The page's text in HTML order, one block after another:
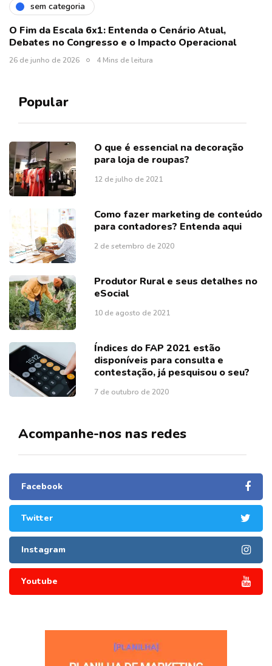
sem categoria
O Fim da Escala 6x1: Entenda o Cenário Atual,
Debates no Congresso e o Impacto Operacional
26 de junho de 2026 4 Mins de leitura
Popular
O que é essencial na decoração
para loja de roupas?
12 de julho de 2021
Como fazer marketing de conteúdo
para contadores? Entenda aqui
2 de setembro de 2020
Produtor Rural e seus detalhes no
eSocial
10 de agosto de 2021
Índices do FAP 2021 estão
disponíveis para consulta e
contestação, já pesquisou o seu?
7 de outubro de 2020
Acompanhe-nos nas redes
Facebook
Twitter
Instagram
Youtube